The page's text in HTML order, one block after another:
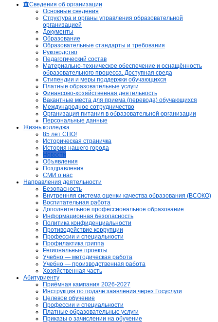
Сведения об организации
Основные сведения
Структура и органы управления образовательной
организацией
Документы
Образование
Образовательные стандарты и требования
Руководство
Педагогический состав
Материально-техническое обеспечение и оснащённость
образовательного процесса. Доступная среда
Стипендии и меры поддержки обучающихся
Платные образовательные услуги
Финансово-хозяйственная деятельность
Вакантные места для приема (перевода) обучающихся
Международное сотрудничество
Организация питания в образовательной организации
Персональные данные
Жизнь колледжа
85 лет СПО!
Историческая страничка
История нашего города
Новости
Объявления
Поздравления
СМИ о нас
Направления деятельности
Безопасность
Внутренняя система оценки качества образования (ВСОКО)
Воспитательная работа
Дополнительное профессиональное образование
Информационная безопасность
Политика конфиденциальности
Противодействие коррупции
Профессии и специальности
Профилактика гриппа
Региональные проекты
Учебно — методическая работа
Учебно — производственная работа
Хозяйственная часть
Абитуриенту
Приёмная кампания 2026-2027
Инструкция по подаче заявления через Госуслуги
Целевое обучение
Профессии и специальности
Платные образовательные услуги
Приказы о зачислении на обучение